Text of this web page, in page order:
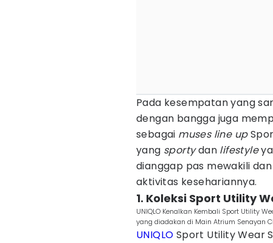
Pada kesempatan yang
dengan bangga juga
sebagai muses line up
yang sportydan lifestyle
dianggap pas mewakili
aktivitas kesehariannya.
1. Koleksi Sport Utility
UNIQLO Kenalkan Kembali Sport Utility
yang diadakan di Main Atrium Senayan
UNIQLO Sport Utility Wear